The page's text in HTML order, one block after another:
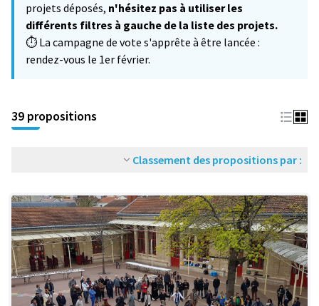
projets déposés, n'hésitez pas à utiliser les
différents filtres à gauche de la liste des projets.
⏱️ La campagne de vote s'apprête à être lancée :
rendez-vous le 1er février.
39 propositions
Classement des propositions par :